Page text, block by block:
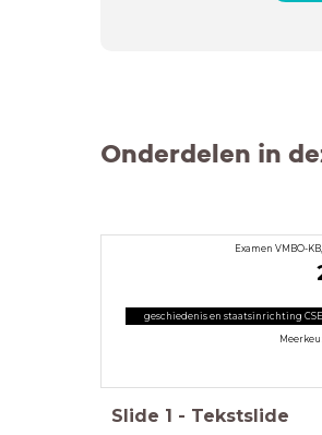
Onderdelen in
Examen VMBO-
geschiedenis en staatsinrichting CSE
Slide 1 - Tekstslide